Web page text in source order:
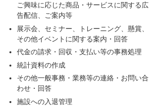
ご興味に応じた商品・サービスに関する広
告配信、ご案内等
展示会、セミナー、トレーニング、懸賞、
その他イベントに関する案内・回答
代金の請求・回収・支払い等の事務処理
統計資料の作成
その他一般事務・業務等の連絡・お問い合
わせ・回答
施設への入退管理